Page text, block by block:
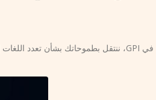
في GPI، ننتقل بطموحاتك بشأن تعدد اللغات إلى آفاق غير مسبوقة، ونوفر خدمات ترجمة مواقع الويب المتخصصة والمصممة خصيصًا للمواقع القائمة على WordPress.